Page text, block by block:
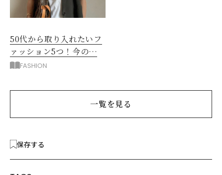
50代から取り入れたいフ
ァッション5つ！今の自
分をきれいに見せる服選
FASHION
一覧を見る
保存する